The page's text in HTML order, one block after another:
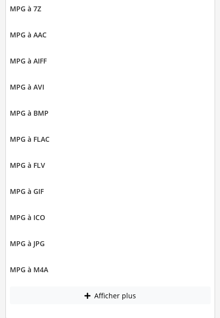
MPG à 7Z
MPG à AAC
MPG à AIFF
MPG à AVI
MPG à BMP
MPG à FLAC
MPG à FLV
MPG à GIF
MPG à ICO
MPG à JPG
MPG à M4A
Afficher plus